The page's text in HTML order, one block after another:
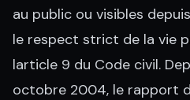
au public ou visibles
le respect strict de la vie
larticle 9 du Code civil.
octobre 2004, le rapport